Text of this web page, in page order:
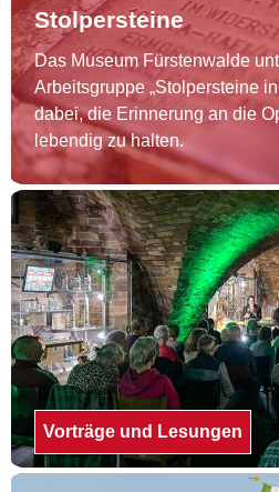
Stolpersteine
Das Museum Fürstenwalde
Arbeitsgruppe „Stolpersteine
dabei, die Erinnerung an die
lebendig zu halten.
Vorträge und Lesungen